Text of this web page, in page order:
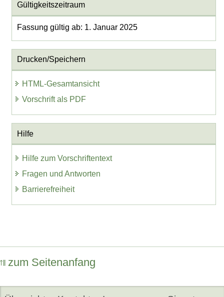
Gültigkeitszeitraum
Fassung gültig ab: 1. Januar 2025
Drucken/Speichern
HTML-Gesamtansicht
Vorschrift als PDF
Hilfe
Hilfe zum Vorschriftentext
Fragen und Antworten
Barrierefreiheit
zum Seitenanfang